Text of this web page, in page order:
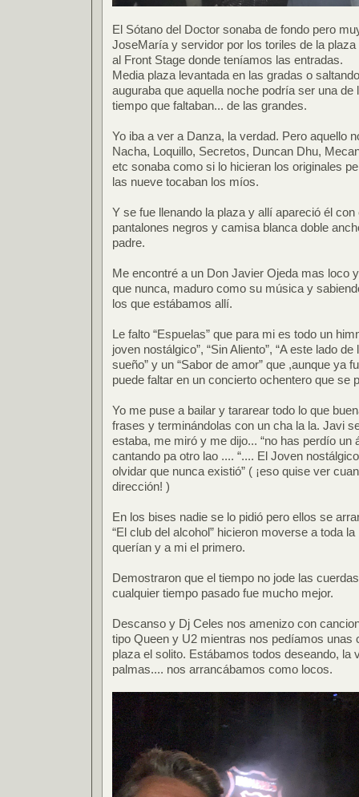
El Sótano del Doctor sonaba de fondo pero
JoseMaría y servidor por los toriles de la
al Front Stage donde teníamos las entradas.
Media plaza levantada en las gradas o
auguraba que aquella noche podría ser una
tiempo que faltaban... de las grandes.
Yo iba a ver a Danza, la verdad. Pero aquello
Nacha, Loquillo, Secretos, Duncan Dhu,
etc sonaba como si lo hicieran los originales
las nueve tocaban los míos.
Y se fue llenando la plaza y allí apareció él
pantalones negros y camisa blanca doble
padre.
Me encontré a un Don Javier Ojeda mas loco
que nunca, maduro como su música y
los que estábamos allí.
Le falto “Espuelas” que para mi es todo un
joven nostálgico”, “Sin Aliento”, “A este lado
sueño” y un “Sabor de amor” que ,aunque ya
puede faltar en un concierto ochentero que se
Yo me puse a bailar y tararear todo lo que
frases y terminándolas con un cha la la. Javi
estaba, me miró y me dijo... “no has perdío un
cantando pa otro lao .... “.... El Joven
olvidar que nunca existió” ( ¡eso quise ver
dirección! )
En los bises nadie se lo pidió pero ellos se
“El club del alcohol” hicieron moverse a toda
querían y a mi el primero.
Demostraron que el tiempo no jode las
cualquier tiempo pasado fue mucho mejor.
Descanso y Dj Celes nos amenizo con
tipo Queen y U2 mientras nos pedíamos unas
plaza el solito. Estábamos todos deseando, la
palmas.... nos arrancábamos como locos.